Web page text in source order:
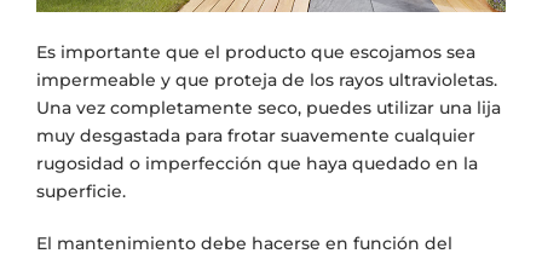
Es importante que el producto que escojamos sea
impermeable y que proteja de los rayos ultravioletas.
Una vez completamente seco, puedes utilizar una lija
muy desgastada para frotar suavemente cualquier
rugosidad o imperfección que haya quedado en la
superficie.
El mantenimiento debe hacerse en función del